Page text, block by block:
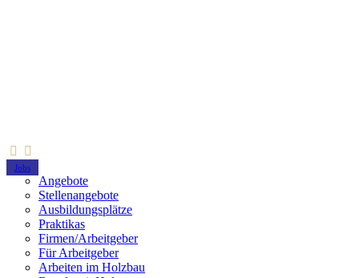
Jobs
Angebote
Stellenangebote
Ausbildungsplätze
Praktikas
Firmen/Arbeitgeber
Für Arbeitgeber
Arbeiten im Holzbau